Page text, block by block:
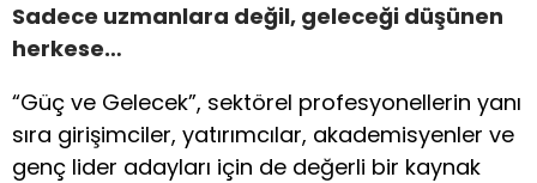
Sadece uzmanlara değil, geleceği düşünen
herkese…
“Güç ve Gelecek”, sektörel profesyonellerin yanı
sıra girişimciler, yatırımcılar, akademisyenler ve
genç lider adayları için de değerli bir kaynak